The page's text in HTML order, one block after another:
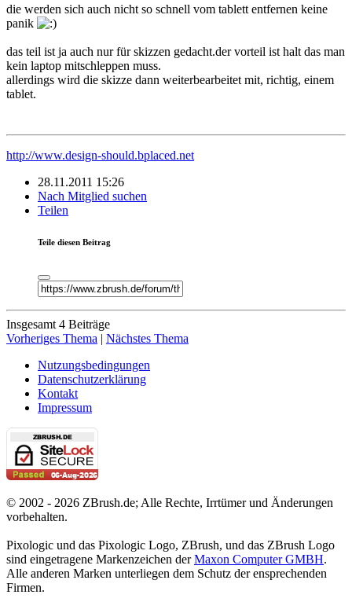
die werden sich auch nicht so schnell vom tablett entfernen keine
panik
das teil ist ja auch nur für skizzen gedacht.der vorteil ist halt das man
kein laptop mitschleppen muss.
allerdings wird die skizze dann weiterbearbeitet mit, richtig, einem
tablet.
http://www.design-should.bplaced.net
28.11.2011 15:26
Nach Mitglied suchen
Teilen
Teile diesen Beitrag
Insgesamt 4 Beiträge
Vorheriges Thema | Nächstes Thema
Nutzungsbedingungen
Datenschutzerklärung
Kontakt
Impressum
© 2002 - 2026 ZBrush.de; Alle Rechte, Irrtümer und Änderungen
vorbehalten.
Pixologic und das Pixologic Logo, ZBrush, und das ZBrush Logo
sind eingetragene Markenzeichen derMaxon Computer GMBH.
Alle anderen Marken unterliegen dem Schutz der ensprechenden
Firmen.